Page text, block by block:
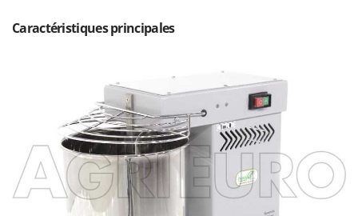
Pompes de transfert
Postes à souder
Poussoirs à saucisse
Presses à pellets
Pressoirs à fruits
Pressoirs à Raisin
Gierre
GRAEF
Gre
GreenBay
Greenworks
Caractéristiques principales